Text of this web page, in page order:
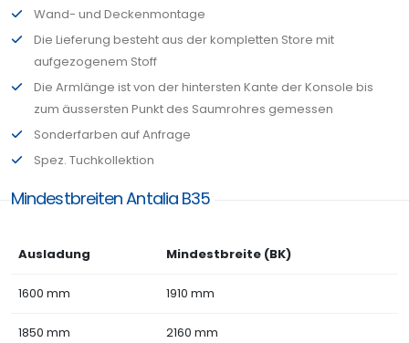
Wand- und Deckenmontage
Die Lieferung besteht aus der kompletten Store mit
aufgezogenem Stoff
Die Armlänge ist von der hintersten Kante der Konsole bis
zum äussersten Punkt des Saumrohres gemessen
Sonderfarben auf Anfrage
Spez. Tuchkollektion
Mindestbreiten Antalia B35
Ausladung Mindestbreite (BK)
1600 mm 1910 mm
1850 mm 2160 mm